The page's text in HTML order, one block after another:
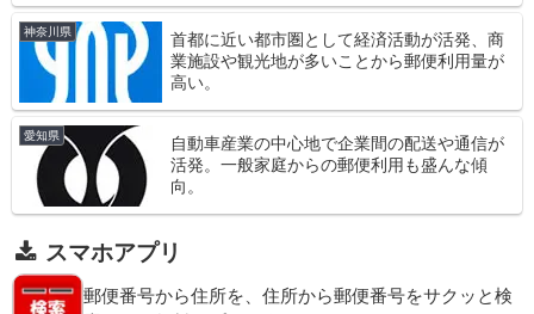
神奈川県
首都に近い都市圏として経済活動が活発、商
業施設や観光地が多いことから郵便利用量が
高い。
愛知県
自動車産業の中心地で企業間の配送や通信が
活発。一般家庭からの郵便利用も盛んな傾
向。
スマホアプリ
郵便番号から住所を、住所から郵便番号をサクッと検